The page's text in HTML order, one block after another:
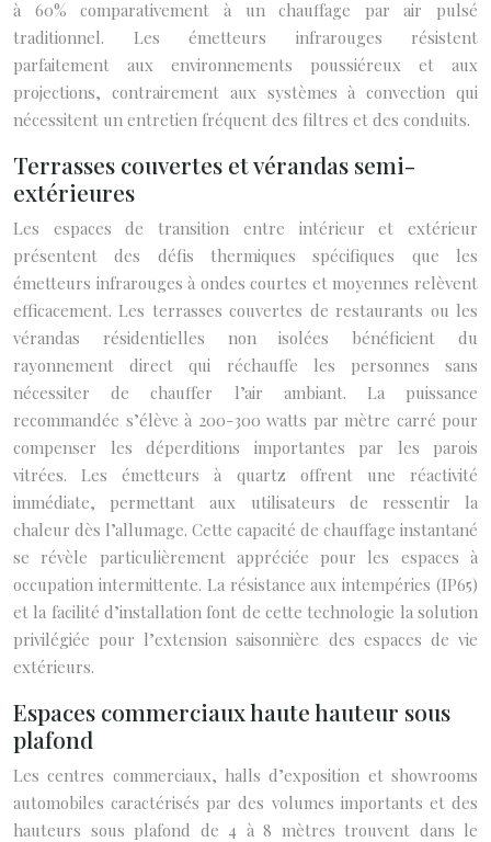
à 60% comparativement à un chauffage par air pulsé
traditionnel. Les émetteurs infrarouges résistent
parfaitement aux environnements poussiéreux et aux
projections, contrairement aux systèmes à convection qui
nécessitent un entretien fréquent des filtres et des conduits.
Terrasses couvertes et vérandas semi-
extérieures
Les espaces de transition entre intérieur et extérieur
présentent des défis thermiques spécifiques que les
émetteurs infrarouges à ondes courtes et moyennes relèvent
efficacement. Les terrasses couvertes de restaurants ou les
vérandas résidentielles non isolées bénéficient du
rayonnement direct qui réchauffe les personnes sans
nécessiter de chauffer l’air ambiant. La puissance
recommandée s’élève à 200-300 watts par mètre carré pour
compenser les déperditions importantes par les parois
vitrées. Les émetteurs à quartz offrent une réactivité
immédiate, permettant aux utilisateurs de ressentir la
chaleur dès l’allumage. Cette capacité de chauffage instantané
se révèle particulièrement appréciée pour les espaces à
occupation intermittente. La résistance aux intempéries (IP65)
et la facilité d’installation font de cette technologie la solution
privilégiée pour l’extension saisonnière des espaces de vie
extérieurs.
Espaces commerciaux haute hauteur sous
plafond
Les centres commerciaux, halls d’exposition et showrooms
automobiles caractérisés par des volumes importants et des
hauteurs sous plafond de 4 à 8 mètres trouvent dans le